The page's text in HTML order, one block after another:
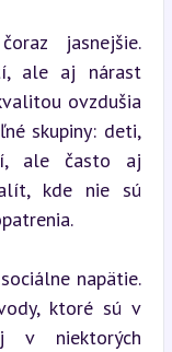
jasnejšie.
ale aj nárast
ovzdušia
skupiny: deti,
ale často aj
kde nie sú
napätie.
ktoré sú v
v niektorých